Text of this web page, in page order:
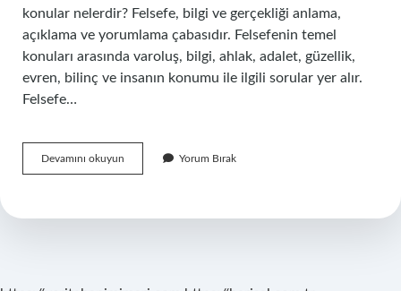
konular nelerdir? Felsefe, bilgi ve gerçekliği anlama,
açıklama ve yorumlama çabasıdır. Felsefenin temel
konuları arasında varoluş, bilgi, ahlak, adalet, güzellik,
evren, bilinç ve insanın konumu ile ilgili sorular yer alır.
Felsefe…
Devamını okuyun
Felsefesinin
Konular
Yorum Bırak